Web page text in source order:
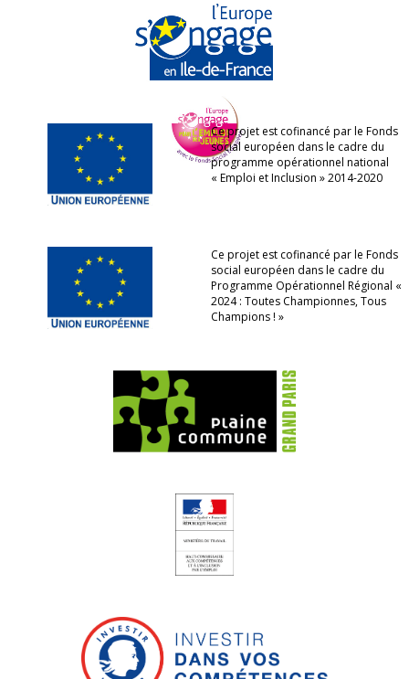
Ce projet est cofinancé par le Fonds
social européen dans le cadre du
programme opérationnel national
« Emploi et Inclusion » 2014-2020
Ce projet est cofinancé par le Fonds
social européen dans le cadre du
Programme Opérationnel Régional «
2024 : Toutes Championnes, Tous
Champions ! »